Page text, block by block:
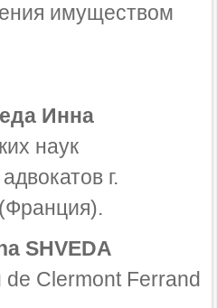
имуществом
Инна
наук
г.
SHVEDA
Clermont Ferrand